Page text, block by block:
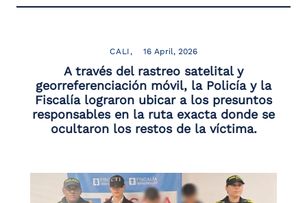
CALI 16 April, 2026
A través del rastreo satelital y
georreferenciación móvil, la Policía y la
Fiscalía lograron ubicar a los presuntos
responsables en la ruta exacta donde se
ocultaron los restos de la víctima.